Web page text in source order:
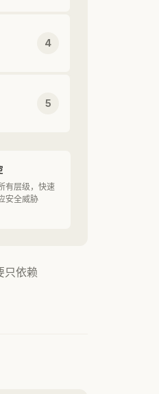
4
5
有层级，快速
安全威胁
只依赖